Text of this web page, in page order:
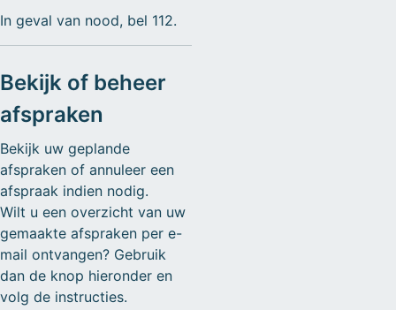
In geval van nood, bel 112.
Bekijk of beheer
afspraken
Bekijk uw geplande
afspraken of annuleer een
afspraak indien nodig.
Wilt u een overzicht van uw
gemaakte afspraken per e-
mail ontvangen? Gebruik
dan de knop hieronder en
volg de instructies.